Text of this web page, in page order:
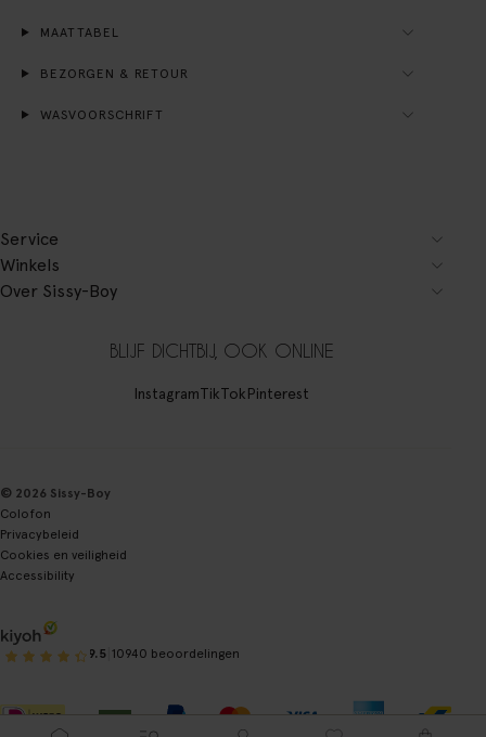
MAATTABEL
BEZORGEN & RETOUR
WASVOORSCHRIFT
Service
Winkels
Over Sissy-Boy
BLIJF DICHTBIJ, OOK ONLINE
InstagramTikTokPinterest
© 2026 Sissy-Boy
Colofon
Privacybeleid
Cookies en veiligheid
Accessibility
9.5 10940 beoordelingen